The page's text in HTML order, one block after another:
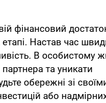
фінансовий
Настав час
В особистому
та уникати
обережні зі
або